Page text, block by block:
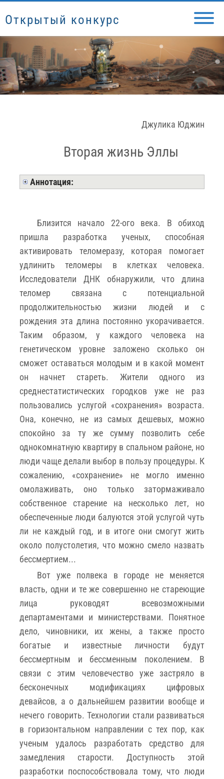
Открытый конкурс
Джулика Юджин
Вторая жизнь Эллы
Аннотация:
Близится начало 22-ого века. В обиход
пришла разработка ученых, способная
активировать теломеразу, которая помогает
удлинить теломеры в клетках человека.
Исследователи ДНК обнаружили, что длина
теломер связана с потенциальной
продолжительностью жизни людей и с
рождения эта длина постоянно укорачивается.
Таким образом, у каждого человека на
генетическом уровне заложено сколько он
сможет оставаться молодым и в какой момент
он начнет стареть. Жители одного из
среднестатистических городков уже не раз
пользовались услугой «сохранения» возраста.
Она, конечно, не из самых дешевых, можно
спокойно за ту же сумму позволить себе
однокомнатную квартиру в спальном районе, но
люди чаще делали выбор в пользу процедуры. К
сожалению, «сохранение» не могло именно
омолаживать, оно только затормаживало
собственное старение на несколько лет, но
обеспеченные люди балуются этой услугой чуть
ли не каждый год, и в итоге они смогут жить
около полустолетия, что можно смело назвать
бессмертием...
Вот уже полвека в городе не меняется
власть, одни и те же совершенно не стареющие
лица руководят всевозможными
департаментами и министерствами. Понятное
дело, чиновники, их жены, а также просто
богатые и известные личности будут
бессмертным и бессменным поколением. В
связи с этим человечество уже застряло в
бесконечных модификациях цифровых
девайсов, а о дальнейшем развитии вообще и
нечего говорить. Технологии стали развиваться
в горизонтальном направлении с тех пор, как
ученым удалось разработать средство для
замедления старости. Доступность этой
разработки поспособствовала тому, что люди